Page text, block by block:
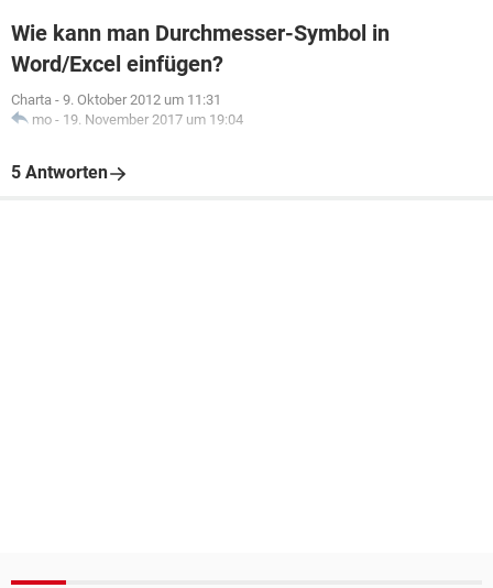
Wie kann man Durchmesser-Symbol in
Word/Excel einfügen?
Charta - 9. Oktober 2012 um 11:31
mo - 19. November 2017 um 19:04
5 Antworten